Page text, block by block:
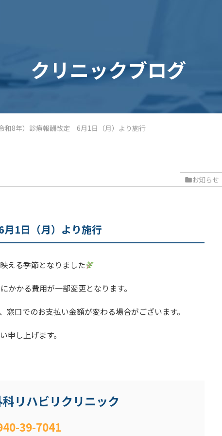
クリニックブログ
和8年）診療報酬改定 6月1日（月）より施行
お知らせ
1日（月）より施行
える季節となりました
かかる費用が一部変更となります。
口でのお支払い金額が変わる場合がございます。
申し上げます。
リハビリクリニック
39-7041